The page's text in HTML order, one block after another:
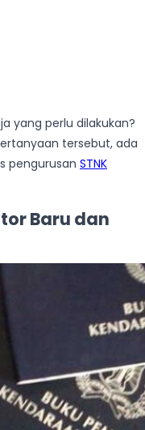
yang perlu dilakukan?
tersebut, ada
pengurusan STNK
Baru dan